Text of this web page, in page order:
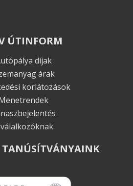
ÚTINFORM
díjak
árak
korlátozások
TANÚSÍTVÁNYAINK